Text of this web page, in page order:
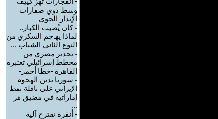
وسط دوي صفارات
الإنذار الجوي
-كان يُصيب الكبار..
لماذا يهاجم السكري من
النوع الثاني الشباب ...
- تحذير مصري من
مخطط إسرائيلي تعتبره
القاهرة -خطا أحمر-
- سوريا تدين الهجوم
الإيراني على ناقلة نفط
إماراتية في مضيق هر
...
- أنقرة تقترح آلية